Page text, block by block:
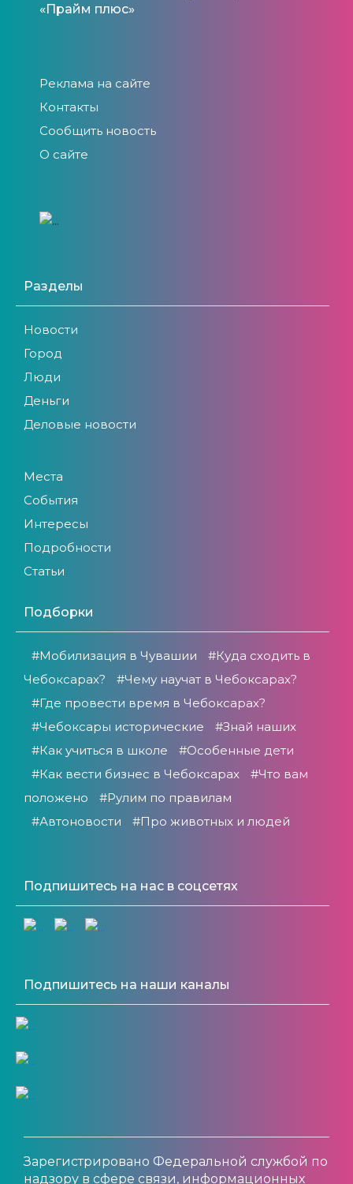
«Прайм плюс»
Реклама на сайте
Контакты
Сообщить новость
О сайте
Разделы
Новости
Город
Люди
Деньги
Деловые новости
Места
События
Интересы
Подробности
Статьи
Подборки
#Мобилизация в Чувашии
#Куда сходить в
Чебоксарах?
#Чему научат в Чебоксарах?
#Где провести время в Чебоксарах?
#Чебоксары исторические
#Знай наших
#Как учиться в школе
#Особенные дети
#Как вести бизнес в Чебоксарах
#Что вам
положено
#Рулим по правилам
#Автоновости
#Про животных и людей
Подпишитесь на нас в соцсетях
Подпишитесь на наши каналы
Зарегистрировано Федеральной службой по
надзору в сфере связи, информационных